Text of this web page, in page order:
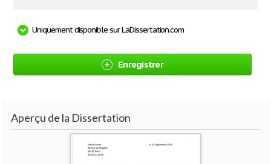
Uniquement disponible sur LaDissertation.com
Enregistrer
Aperçu de la Dissertation